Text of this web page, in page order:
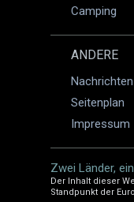
Camping
ANDERE
Nachrichten
Seitenplan
Impressum
Zwei Länder,
Der Inhalt dieser
Standpunkt der